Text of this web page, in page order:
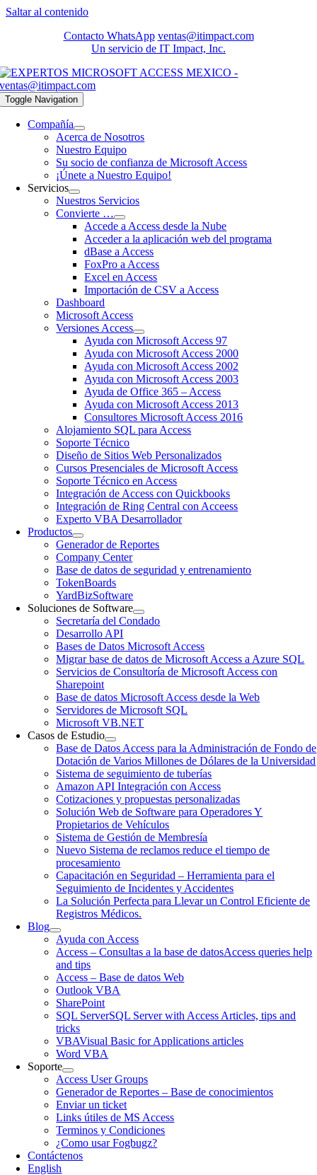
Saltar al contenido
Contacto WhatsApp ventas@itimpact.com
Un servicio de IT Impact, Inc.
Toggle Navigation
Compañía
Acerca de Nosotros
Nuestro Equipo
Su socio de confianza de Microsoft Access
¡Únete a Nuestro Equipo!
Servicios
Nuestros Servicios
Convierte …
Accede a Access desde la Nube
Acceder a la aplicación web del programa
dBase a Access
FoxPro a Access
Excel en Access
Importación de CSV a Access
Dashboard
Microsoft Access
Versiones Access
Ayuda con Microsoft Access 97
Ayuda con Microsoft Access 2000
Ayuda con Microsoft Access 2002
Ayuda con Microsoft Access 2003
Ayuda de Office 365 – Access
Ayuda con Microsoft Access 2013
Consultores Microsoft Access 2016
Alojamiento SQL para Access
Soporte Técnico
Diseño de Sitios Web Personalizados
Cursos Presenciales de Microsoft Access
Soporte Técnico en Access
Integración de Access con Quickbooks
Integración de Ring Central con Acceess
Experto VBA Desarrollador
Productos
Generador de Reportes
Company Center
Base de datos de seguridad y entrenamiento
TokenBoards
YardBizSoftware
Soluciones de Software
Secretaría del Condado
Desarrollo API
Bases de Datos Microsoft Access
Migrar base de datos de Microsoft Access a Azure SQL
Servicios de Consultoría de Microsoft Access con
Sharepoint
Base de datos Microsoft Access desde la Web
Servidores de Microsoft SQL
Microsoft VB.NET
Casos de Estudio
Base de Datos Access para la Administración de Fondo de
Dotación de Varios Millones de Dólares de la Universidad
Sistema de seguimiento de tuberías
Amazon API Integración con Access
Cotizaciones y propuestas personalizadas
Solución Web de Software para Operadores Y
Propietarios de Vehículos
Sistema de Gestión de Membresía
Nuevo Sistema de reclamos reduce el tiempo de
procesamiento
Capacitación en Seguridad – Herramienta para el
Seguimiento de Incidentes y Accidentes
La Solución Perfecta para Llevar un Control Eficiente de
Registros Médicos.
Blog
Ayuda con Access
Access – Consultas a la base de datosAccess queries help
and tips
Access – Base de datos Web
Outlook VBA
SharePoint
SQL ServerSQL Server with Access Articles, tips and
tricks
VBAVisual Basic for Applications articles
Word VBA
Soporte
Access User Groups
Generador de Reportes – Base de conocimientos
Enviar un ticket
Links útiles de MS Access
Terminos y Condiciones
¿Como usar Fogbugz?
Contáctenos
English